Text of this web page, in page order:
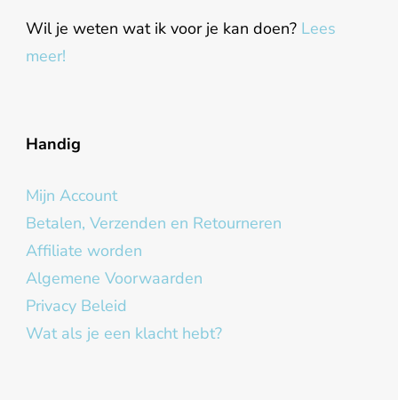
Wil je weten wat ik voor je kan doen? Lees
meer!
Handig
Mijn Account
Betalen, Verzenden en Retourneren
Affiliate worden
Algemene Voorwaarden
Privacy Beleid
Wat als je een klacht hebt?